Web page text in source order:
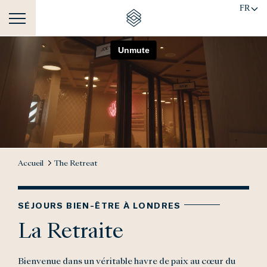
FR
Accueil The Retreat
SÉJOURS BIEN-ÊTRE À LONDRES
La Retraite
Bienvenue dans un véritable havre de paix au cœur du